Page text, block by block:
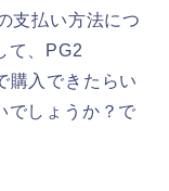
支払い方法につ
て、PG2
購入できたらい
でしょうか？で